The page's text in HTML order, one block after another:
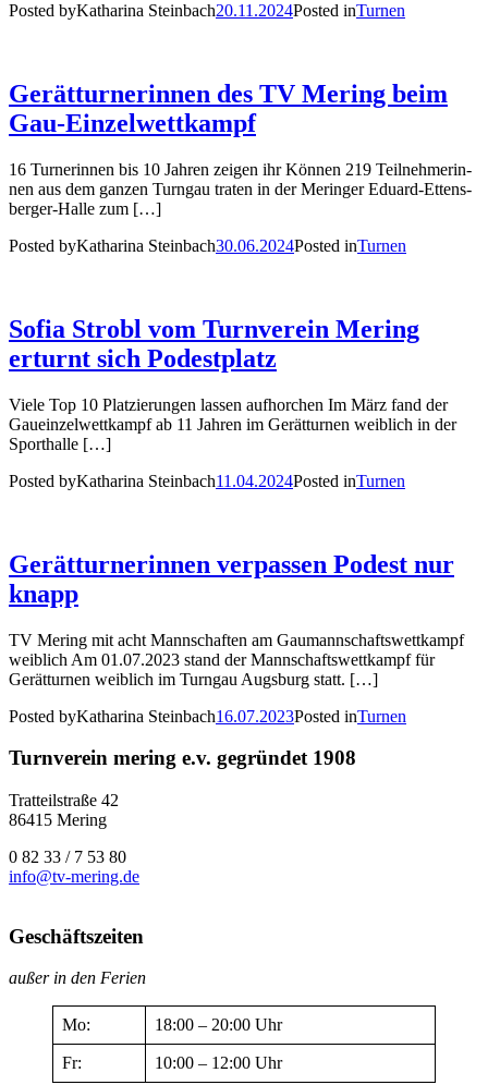
Posted byKatharina Steinbach20.11.2024Posted inTurnen
Gerät­tur­ne­rin­nen des TV Mering beim
Gau-Ein­zel­wett­kampf
16 Tur­ne­rin­nen bis 10 Jah­ren zei­gen ihr Kön­nen 219 Teil­neh­me­rin­
nen aus dem gan­zen Turn­gau tra­ten in der Merin­ger Edu­ard-Ettens­­
ber­­ger-Hal­­le zum […]
Posted byKatharina Steinbach30.06.2024Posted inTurnen
Sofia Strobl vom Turn­ver­ein Mering
erturnt sich Podest­platz
Vie­le Top 10 Plat­zie­run­gen las­sen auf­hor­chen Im März fand der
Gau­ein­zel­wett­kampf ab 11 Jah­ren im Gerät­tur­nen weib­lich in der
Sport­hal­le […]
Posted byKatharina Steinbach11.04.2024Posted inTurnen
Gerät­tur­ne­rin­nen ver­pas­sen Podest nur
knapp
TV Mering mit acht Mann­schaf­ten am Gau­mann­schafts­wett­kampf
weib­lich Am 01.07.2023 stand der Mann­schafts­wett­kampf für
Gerät­tur­nen weib­lich im Turn­gau Augs­burg statt. […]
Posted byKatharina Steinbach16.07.2023Posted inTurnen
Turnverein mering e.v. gegründet 1908
Tratteilstraße 42
86415 Mering
0 82 33 / 7 53 80
info@tv-mering.de
Geschäftszeiten
außer in den Ferien
Mo: 18:00 – 20:00 Uhr
Fr: 10:00 – 12:00 Uhr